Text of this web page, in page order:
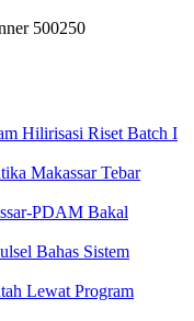
Hilirisasi Riset Batch I
Makassar Tebar
PDAM Bakal
Bahas Sistem
Lewat Program